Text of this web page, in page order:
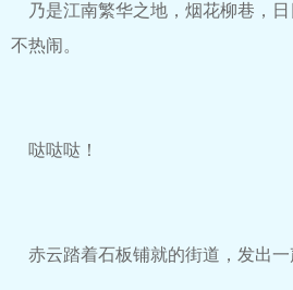
乃是江南繁华之地，烟花柳巷，
不热闹。
哒哒哒！
赤云踏着石板铺就的街道，发出一